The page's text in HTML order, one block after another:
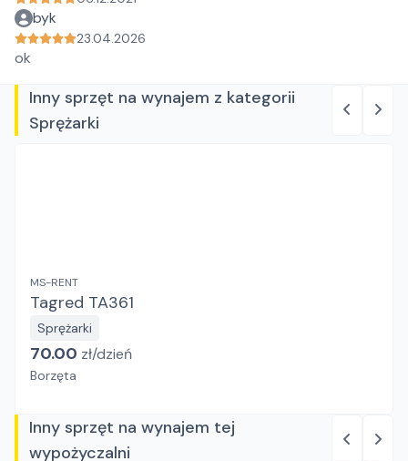
byk
23.04.2026
ok
Inny sprzęt na wynajem z kategorii
Sprężarki
MS-RENT
Tagred TA361
Sprężarki
70.00 zł/dzień
Borzęta
Inny sprzęt na wynajem tej
wypożyczalni